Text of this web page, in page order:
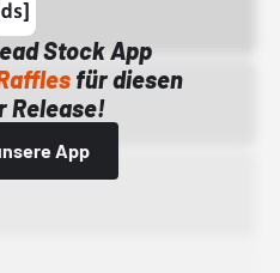
Stock App
für diesen
Release!
App